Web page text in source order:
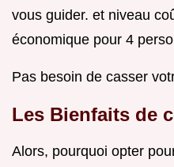
vous guider. et niveau
économique pour 4
Pas besoin de casser
Les Bienfaits de
Alors, pourquoi opter